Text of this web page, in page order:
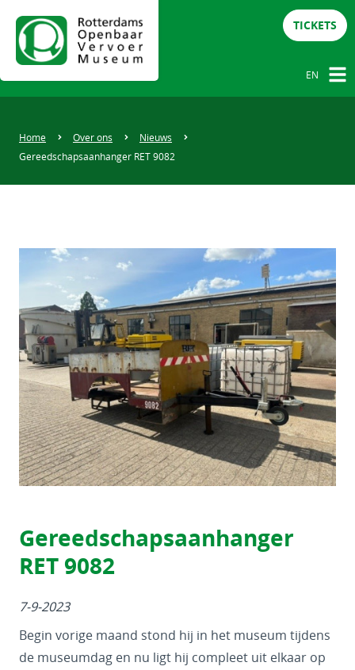
TICKETS
EN
Home Over ons
Nieuws
Gereedschapsaanhanger RET 9082
Gereedschapsaanhanger
RET 9082
7-9-2023
Begin vorige maand stond hij in het museum tijdens
de museumdag en nu ligt hij compleet uit elkaar op